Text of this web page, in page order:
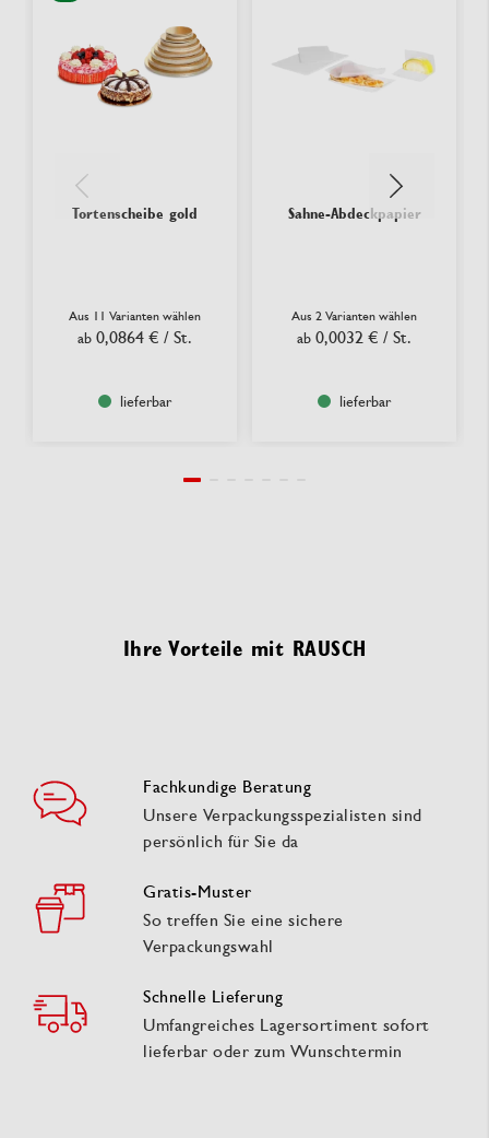
Tortenscheibe gold
Aus 11 Varianten wählen
ab 0,0864 € / St.
lieferbar
Sahne-Abdeckpapier
Aus 2 Varianten wählen
ab 0,0032 € / St.
lieferbar
Ihre Vorteile mit RAUSCH
Fachkundige Beratung
Unsere Verpackungsspezialisten sind
persönlich für Sie da
Gratis-Muster
So treffen Sie eine sichere
Verpackungswahl
Schnelle Lieferung
Umfangreiches Lagersortiment sofort
lieferbar oder zum Wunschtermin